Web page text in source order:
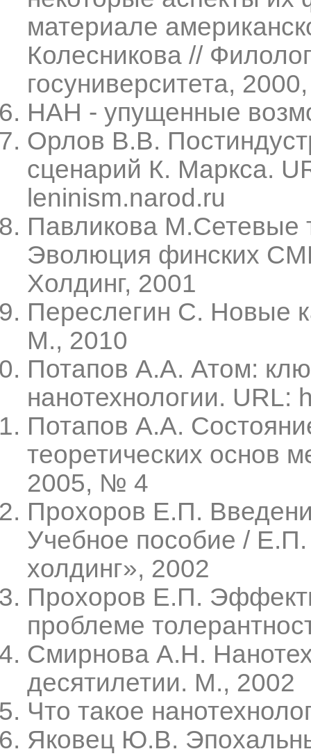
материале
Колесникова //
госуниверситета,
НАН - упущенные
Орлов В.В.
сценарий К. Маркса.
leninism.narod.ru
Павликова М.Сетевые
Эволюция финских
Холдинг, 2001
Переслегин С. Новые
М., 2010
Потапов А.А. Атом:
нанотехнологии. URL:
Потапов А.А.
теоретических основ
2005, № 4
Прохоров Е.П.
Учебное пособие /
холдинг», 2002
Прохоров Е.П.
проблеме
Смирнова А.Н.
десятилетии. М., 2002
Что такое
Яковец Ю.В.